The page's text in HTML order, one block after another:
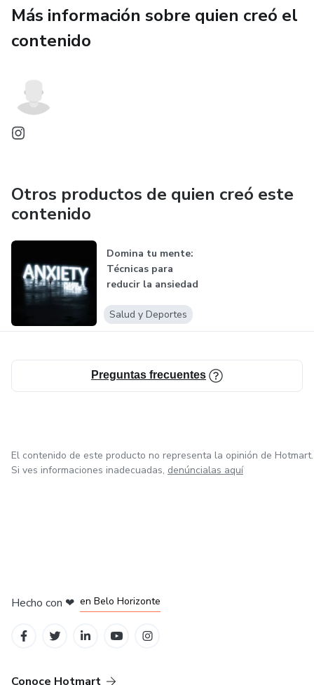
Más información sobre quien creó el
contenido
Otros productos de quien creó este
contenido
Domina tu mente:
Técnicas para
reducir la ansiedad
Salud y Deportes
Preguntas frecuentes
El contenido de este producto no representa la opinión de Hotmart.
Si ves informaciones inadecuadas, denúncialas aquí
Hecho con ❤ en Belo Horizonte
Conoce Hotmart